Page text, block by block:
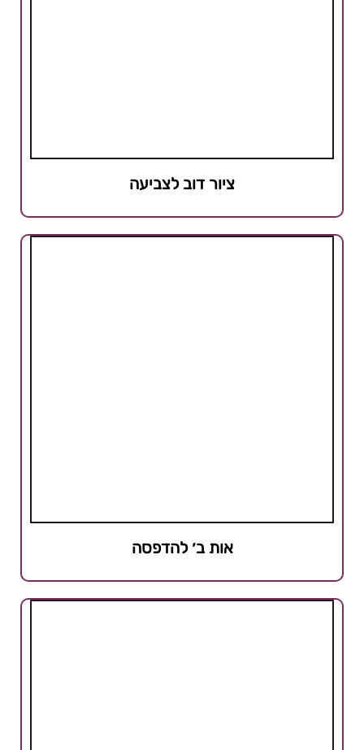
ציור דוב לצביעה
אות ב׳ להדפסה